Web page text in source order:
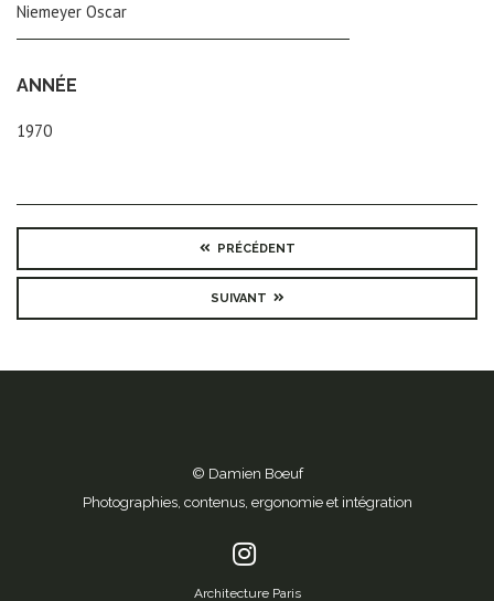
Niemeyer Oscar
ANNÉE
1970
PRÉCÉDENT
SUIVANT
© Damien Boeuf
Photographies, contenus, ergonomie et intégration
Architecture Paris